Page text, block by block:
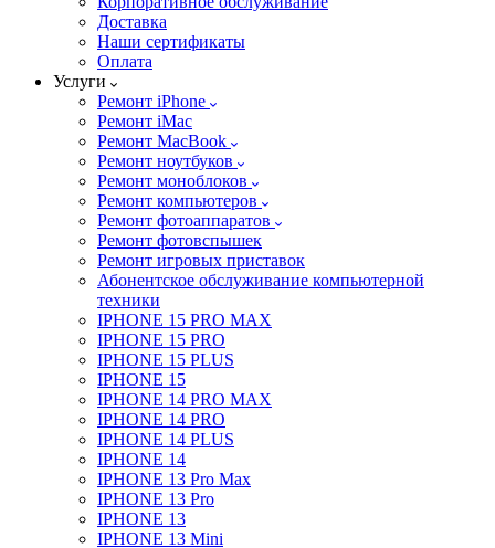
Доставка
Наши сертификаты
Оплата
Услуги
Ремонт iPhone
Ремонт iMac
Ремонт MacBook
Ремонт ноутбуков
Ремонт моноблоков
Ремонт компьютеров
Ремонт фотоаппаратов
Ремонт фотовспышек
Ремонт игровых приставок
Абонентское обслуживание компьютерной
техники
IPHONE 15 PRO MAX
IPHONE 15 PRO
IPHONE 15 PLUS
IPHONE 15
IPHONE 14 PRO MAX
IPHONE 14 PRO
IPHONE 14 PLUS
IPHONE 14
IPHONE 13 Pro Max
IPHONE 13 Pro
IPHONE 13
IPHONE 13 Mini